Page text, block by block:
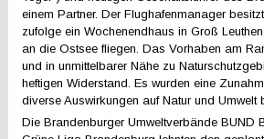
einem Partner. Der Flughafenmanager
zufolge ein Wochenendhaus in Groß
an die Ostsee fliegen. Das Vorhaben am
und in unmittelbarer Nähe zu
heftigen Widerstand. Es wurden eine
diverse Auswirkungen auf Natur und Umwelt
Die Brandenburger Umweltverbände BUND